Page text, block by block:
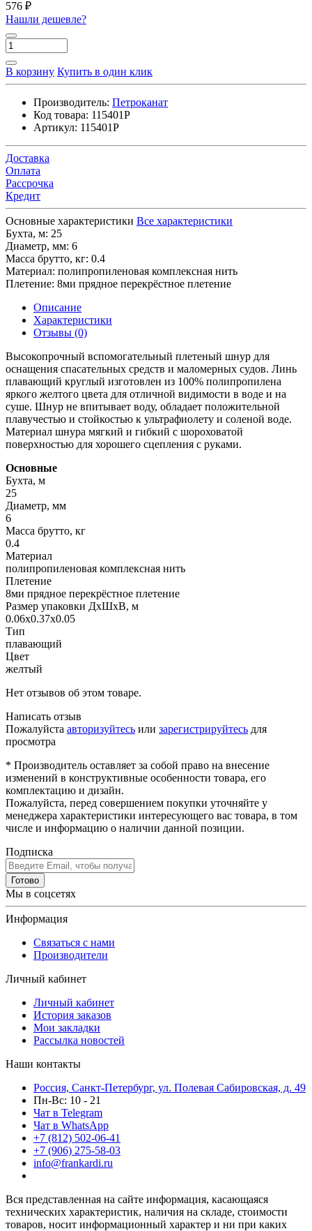
576 ₽
Нашли дешевле?
В корзину Купить в один клик
Производитель: Петроканат
Код товара: 115401P
Артикул: 115401P
Доставка
Оплата
Рассрочка
Кредит
Основные характеристики Все характеристики
Бухта, м: 25
Диаметр, мм: 6
Масса брутто, кг: 0.4
Материал: полипропиленовая комплексная нить
Плетение: 8ми прядное перекрёстное плетение
Описание
Характеристики
Отзывы (0)
Высокопрочный вспомогательный плетеный шнур для
оснащения спасательных средств и маломерных судов. Линь
плавающий круглый изготовлен из 100% полипропилена
яркого желтого цвета для отличной видимости в воде и на
суше. Шнур не впитывает воду, обладает положительной
плавучестью и стойкостью к ультрафиолету и соленой воде.
Материал шнура мягкий и гибкий с шороховатой
поверхностью для хорошего сцепления с руками.
Основные
Бухта, м
25
Диаметр, мм
6
Масса брутто, кг
0.4
Материал
полипропиленовая комплексная нить
Плетение
8ми прядное перекрёстное плетение
Размер упаковки ДхШхВ, м
0.06x0.37x0.05
Тип
плавающий
Цвет
желтый
Нет отзывов об этом товаре.
Написать отзыв
Пожалуйста авторизуйтесь или зарегистрируйтесь для
просмотра
* Производитель оставляет за собой право на внесение
изменений в конструктивные особенности товара, его
комплектацию и дизайн.
Пожалуйста, перед совершением покупки уточняйте у
менеджера характеристики интересующего вас товара, в том
числе и информацию о наличии данной позиции.
Подписка
Готово
Мы в соцсетях
Информация
Связаться с нами
Производители
Личный кабинет
Личный кабинет
История заказов
Мои закладки
Рассылка новостей
Наши контакты
Россия, Санкт-Петербург, ул. Полевая Сабировская, д. 49
Пн-Вс: 10 - 21
Чат в Telegram
Чат в WhatsApp
+7 (812) 502-06-41
+7 (906) 275-58-03
info@frankardi.ru
Вся представленная на сайте информация, касающаяся
технических характеристик, наличия на складе, стоимости
товаров, носит информационный характер и ни при каких